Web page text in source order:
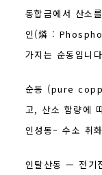
동합금에서 산소를
인(燐 :
가지는 순동입니
순동 (pure
고, 산소 함량에
인성동– 수소 취
인탈산동 — 전기